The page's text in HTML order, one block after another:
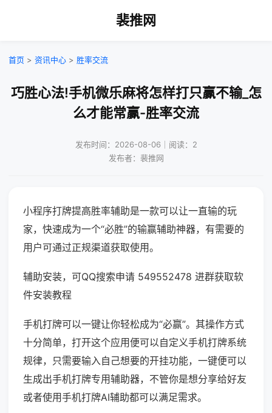
裴推网
首页 > 资讯中心 > 胜率交流
巧胜心法!手机微乐麻将怎样打只赢不输_怎
么才能常赢-胜率交流
发布时间：2026-08-06｜阅读：2
发布者：裴推网
小程序打牌提高胜率辅助是一款可以让一直输的玩
家，快速成为一个“必胜”的输赢辅助神器，有需要的
用户可通过正规渠道获取使用。
辅助安装，可QQ搜索申请 549552478 进群获取软
件安装教程
手机打牌可以一键让你轻松成为“必赢”。其操作方式
十分简单，打开这个应用便可以自定义手机打牌系统
规律，只需要输入自己想要的开挂功能，一键便可以
生成出手机打牌专用辅助器，不管你是想分享给好友
或者使用手机打牌AI辅助都可以满足需求。